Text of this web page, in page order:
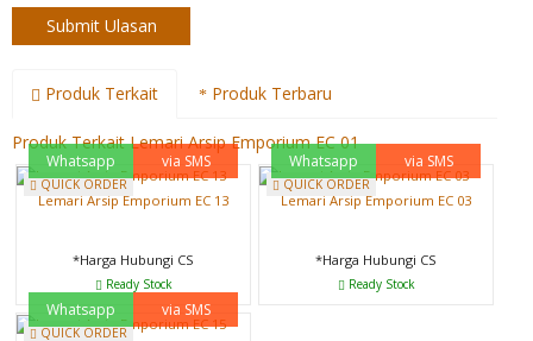
Produk Terkait Produk Terbaru
Produk Terkait Lemari Arsip Emporium EC 01
QUICK ORDER
Whatsapp via SMS
Lemari Arsip Emporium EC 13
*Harga Hubungi CS
Ready Stock
QUICK ORDER
Whatsapp via SMS
Lemari Arsip Emporium EC 03
*Harga Hubungi CS
Ready Stock
QUICK ORDER
Whatsapp via SMS